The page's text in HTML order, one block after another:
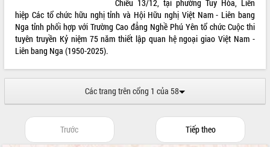
Đề án 06 tạo bước ngoặt đột phá trong
cải cách hành chính tỉnh Đắk Lắk
Kết nối tour, đẩy mạnh chuyển đổi số
để phát triển du lịch Đắk Lắk
Khởi động Dự án Đầu tư xây dựng hạ
tầng kỹ thuật Cụm công nghiệp Tân
Tiến
Gặp mặt các cơ quan báo chí nhân Kỷ
mạng Việt Nam
Đắk Lắk sơ kết 4 năm triển khai thực
Chiều 13/12, tại phường Tuy Hòa, Liên
hiệp Các tổ chức hữu nghị tỉnh và Hội Hữu nghị Việt Nam - Liên bang
Nga tỉnh phối hợp với Trường Cao đẳng Nghề Phú Yên tổ chức Cuộc thi
tuyên truyền Kỷ niệm 75 năm thiết lập quan hệ ngoại giao Việt Nam -
Liên bang Nga (1950-2025).
Các trang trên cổng 1 của 58
Trước Tiếp theo